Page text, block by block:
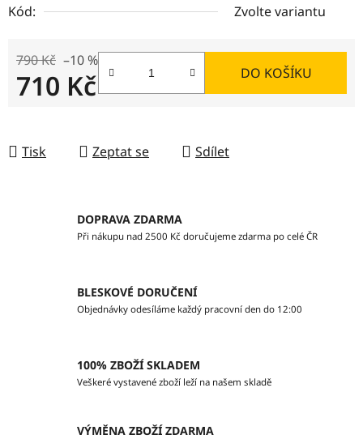
Kód:
Zvolte variantu
790 Kč –10 %
710 Kč DO KOŠÍKU
Tisk Zeptat se Sdílet
DOPRAVA ZDARMA
Při nákupu nad 2500 Kč doručujeme zdarma po celé ČR
BLESKOVÉ DORUČENÍ
Objednávky odesíláme každý pracovní den do 12:00
100% ZBOŽÍ SKLADEM
Veškeré vystavené zboží leží na našem skladě
VÝMĚNA ZBOŽÍ ZDARMA